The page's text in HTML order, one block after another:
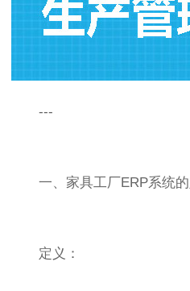
---
一、家具工厂ERP系统的
定义：